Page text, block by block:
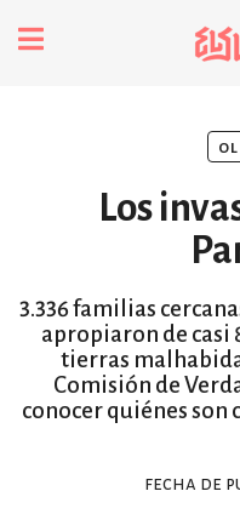
Futuros
Los
3.336 familias
apropiaron de casi
tierras
Comisión de
conocer quiénes son
fecha de